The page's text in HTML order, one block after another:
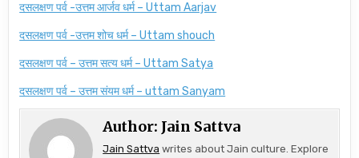
दसलक्षण पर्व -उत्तम आर्जव धर्म – Uttam Aarjav
दसलक्षण पर्व -उत्तम शोच धर्म – Uttam shouch
दसलक्षण पर्व – उत्तम सत्य धर्म – Uttam Satya
दसलक्षण पर्व – उत्तम संयम धर्म – uttam Sanyam
Author: Jain Sattva
Jain Sattva writes about Jain culture. Explore